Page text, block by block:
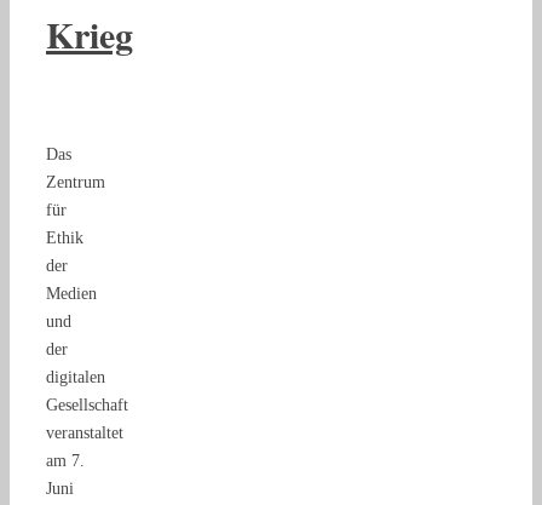
Krieg
Das
Zentrum
für
Ethik
der
Medien
und
der
digitalen
Gesellschaft
veranstaltet
am 7.
Juni